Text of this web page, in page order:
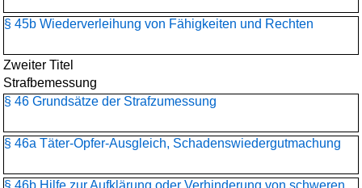
§ 45b Wiederverleihung von Fähigkeiten und Rechten
Zweiter Titel
Strafbemessung
§ 46 Grundsätze der Strafzumessung
§ 46a Täter-Opfer-Ausgleich, Schadenswiedergutmachung
§ 46b Hilfe zur Aufklärung oder Verhinderung von schweren